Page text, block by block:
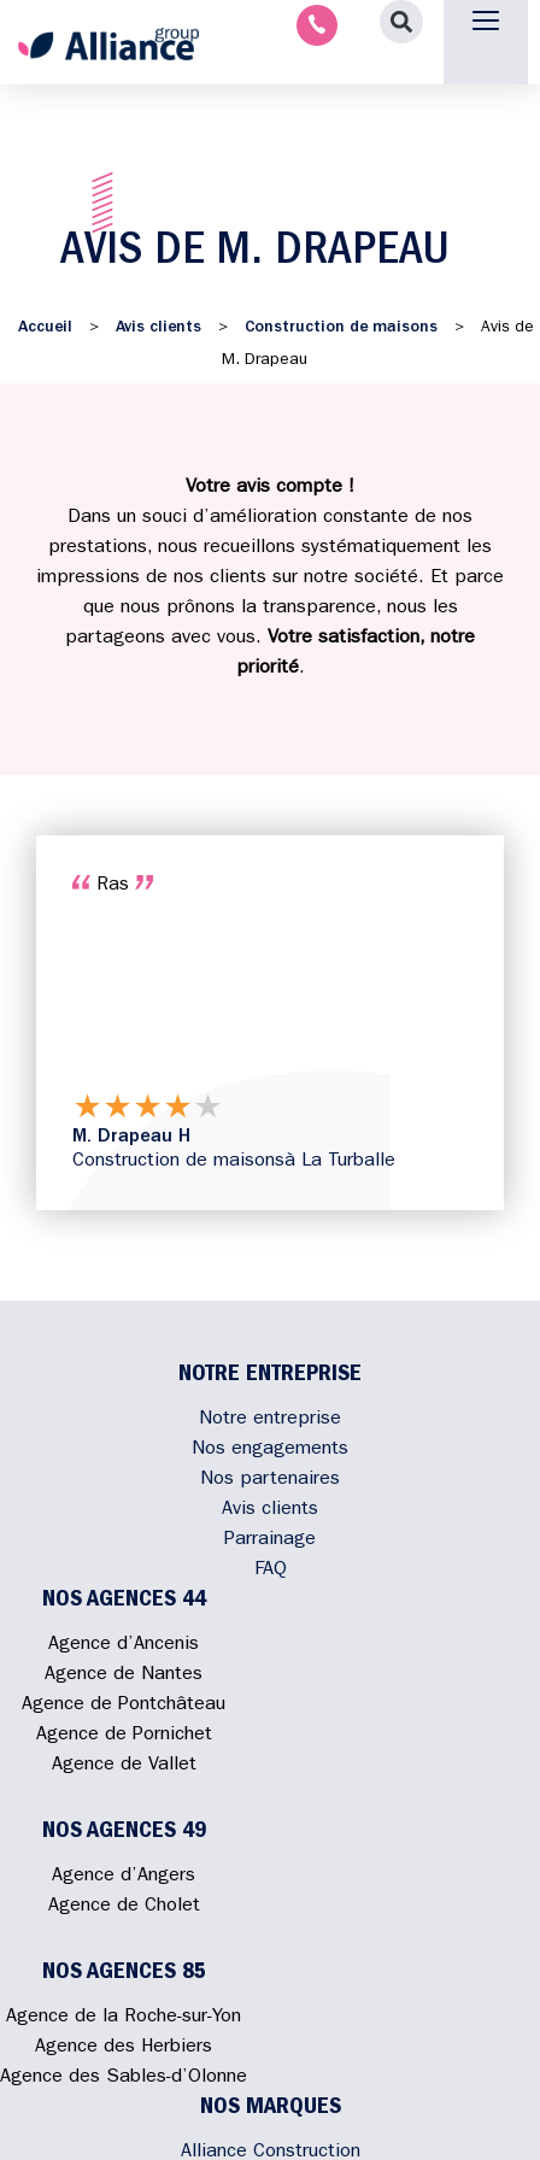
AVIS DE M. DRAPEAU
Accueil > Avis clients > Construction de maisons > Avis de
M. Drapeau
Votre avis compte !
Dans un souci d’amélioration constante de nos
prestations, nous recueillons systématiquement les
impressions de nos clients sur notre société. Et parce
que nous prônons la transparence, nous les
partageons avec vous. Votre satisfaction, notre
priorité.
Ras
★★★★★
M. Drapeau H
Construction de maisonsà La Turballe
NOTRE ENTREPRISE
Notre entreprise
Nos engagements
Nos partenaires
Avis clients
Parrainage
FAQ
NOS AGENCES 44
Agence d’Ancenis
Agence de Nantes
Agence de Pontchâteau
Agence de Pornichet
Agence de Vallet
NOS AGENCES 49
Agence d’Angers
Agence de Cholet
NOS AGENCES 85
Agence de la Roche-sur-Yon
Agence des Herbiers
Agence des Sables-d’Olonne
NOS MARQUES
Alliance Construction